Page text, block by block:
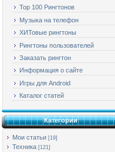
Top 100 Рингтонов
Музыка на телефон
ХИТовые рингтоны
Рингтоны пользователей
Заказать рингтон
Информация о сайте
Игры для Android
Каталог статей
Категории
Мои статьи [19]
Техника [121]